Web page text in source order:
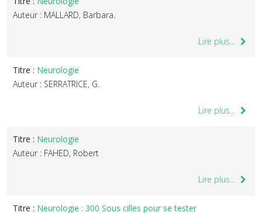
Auteur : MALLARD, Barbara.
Lire plus...
Titre : Neurologie
Auteur : SERRATRICE, G.
Lire plus...
Titre : Neurologie
Auteur : FAHED, Robert
Lire plus...
Titre : Neurologie : 300 Sous cilles pour se tester